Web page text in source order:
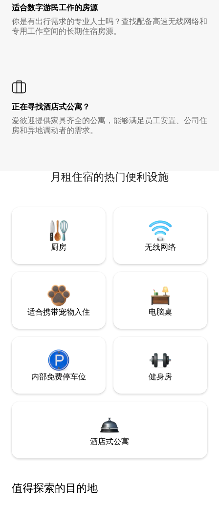
适合数字游民工作的房源
你是有出行需求的专业人士吗？查找配备高速无线网络和
专用工作空间的长期住宿房源。
正在寻找酒店式公寓？
爱彼迎提供家具齐全的公寓，能够满足员工安置、公司住
房和异地调动者的需求。
月租住宿的热门便利设施
厨房 无线网络
适合携带宠物入住 电脑桌
内部免费停车位 健身房
酒店式公寓
值得探索的目的地